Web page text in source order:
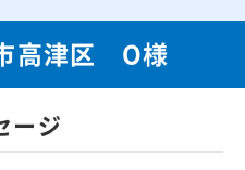
高津区 O様
ージ